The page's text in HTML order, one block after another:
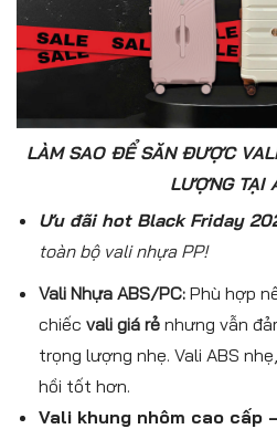
LÀM SAO ĐỂ SĂN ĐƯỢC
LƯỢNG TẠI
Ưu đãi hot Black Friday
toàn bộ vali nhựa PP!
Vali Nhựa ABS/PC: Phù hợp
chiếc vali giá rẻ nhưng vẫn
trọng lượng nhẹ. Vali ABS
hồi tốt hơn.
Vali khung nhôm cao cấp